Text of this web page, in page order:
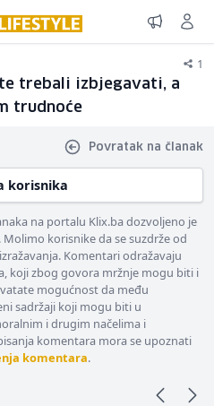
1
trebali izbjegavati, a
trudnoće
Povratak na članak
korisnika
na portalu Klix.ba dozvoljeno je
korisnike da se suzdrže od
Komentari odražavaju
koji zbog govora mržnje mogu biti i
mogućnost da među
sadržaji koji mogu biti u
i drugim načelima i
komentara mora se upoznati
komentara.